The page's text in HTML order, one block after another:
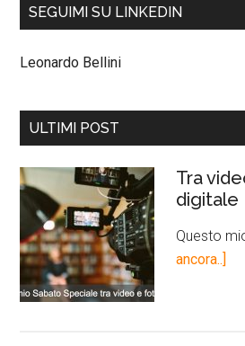
SEGUIMI SU LINKEDIN
Leonardo Bellini
ULTIMI POST
Tra
digitale
Questo
ancora..]